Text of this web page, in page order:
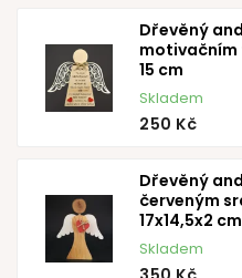
Dřevěný
motivačním
15 cm
Skladem
250 Kč
Dřevěný
červeným
17x14,5x2 cm
Skladem